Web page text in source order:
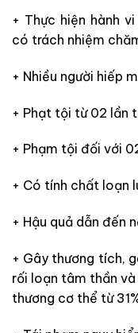
+ Thực hiện hành
có trách nhiệm
+ Nhiều người hiếp
+ Phạt tội từ 02 lần
+ Phạm tội đối với
+ Có tính chất loạn
+ Hậu quả dẫn đến
+ Gây thương tích,
rối loạn tâm thần
thương cơ thể từ